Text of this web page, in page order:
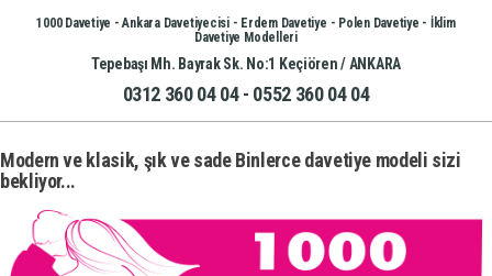
İçeriğe1000 Davetiye - Ankara Davetiyecisi - Erdem Davetiye - Polen Davetiye - İklim
Davetiye Modelleri
Tepebaşı Mh. Bayrak Sk. No:1 Keçiören / ANKARA
0312 360 04 04 - 0552 360 04 04
Modern ve klasik, şık ve sade Binlerce davetiye modeli sizi
bekliyor...